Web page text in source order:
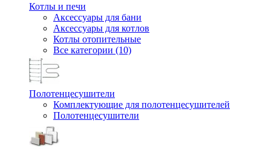
Котлы и печи
Аксессуары для бани
Аксессуары для котлов
Котлы отопительные
Все категории (10)
Полотенцесушители
Комплектующие для полотенцесушителей
Полотенцесушители